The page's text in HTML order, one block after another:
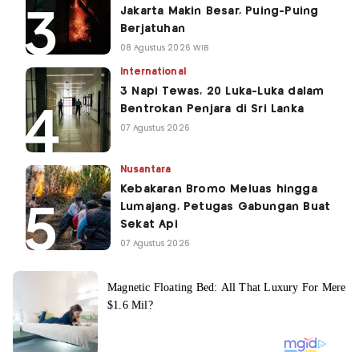
Jakarta Makin Besar, Puing-Puing
Berjatuhan
08 Agustus 2026 WIB
International
3 Napi Tewas, 20 Luka-Luka dalam
Bentrokan Penjara di Sri Lanka
07 Agustus 2026
Nusantara
Kebakaran Bromo Meluas hingga
Lumajang, Petugas Gabungan Buat
Sekat Api
07 Agustus 2026